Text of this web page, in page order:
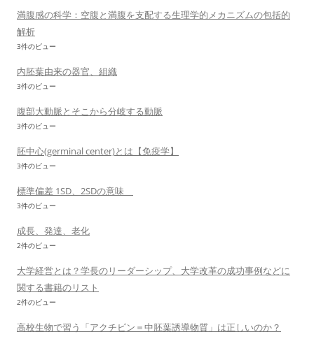
満腹感の科学：空腹と満腹を支配する生理学的メカニズムの包括的
解析
3件のビュー
内胚葉由来の器官、組織
3件のビュー
腹部大動脈とそこから分岐する動脈
3件のビュー
胚中心(germinal center)とは【免疫学】
3件のビュー
標準偏差 1SD、2SDの意味
3件のビュー
成長、発達、老化
2件のビュー
大学経営とは？学長のリーダーシップ、大学改革の成功事例などに
関する書籍のリスト
2件のビュー
高校生物で習う「アクチビン＝中胚葉誘導物質」は正しいのか？